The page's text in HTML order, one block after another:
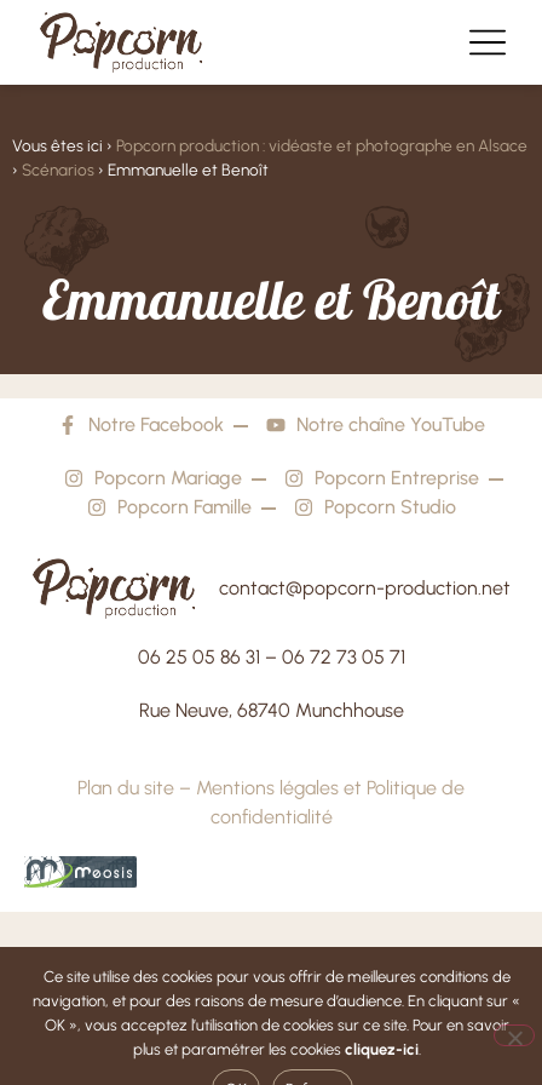
Vous êtes ici › Popcorn production : vidéaste et photographe en Alsace
› Scénarios › Emmanuelle et Benoît
EmmanuelleetBenoît
Notre Facebook Notre chaîne YouTube
Popcorn Mariage
Popcorn Entreprise
Popcorn Famille
Popcorn Studio
contact@popcorn-production.net
06 25 05 86 31 – 06 72 73 05 71
Rue Neuve, 68740 Munchhouse
Plan du site – Mentions légales et Politique de
confidentialité
Ce site utilise des cookies pour vous offrir de meilleures conditions de
navigation, et pour des raisons de mesure d’audience. En cliquant sur «
OK », vous acceptez l’utilisation de cookies sur ce site. Pour en savoir
plus et paramétrer les cookies cliquez-ici.